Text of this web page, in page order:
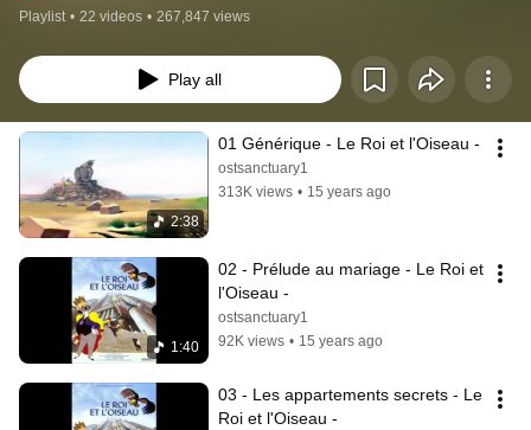
Playlist • 22 videos • 267,847 views
Play all
2:38
01 Générique - Le Roi et l'Oiseau -
ostsanctuary1
313K views • 15 years ago
1:40
02 - Prélude au mariage - Le Roi et
l'Oiseau -
ostsanctuary1
92K views • 15 years ago
03 - Les appartements secrets - Le
Roi et l'Oiseau -